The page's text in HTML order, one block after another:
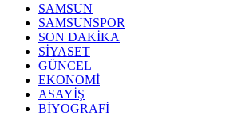
SAMSUN
SAMSUNSPOR
SON DAKİKA
SİYASET
GÜNCEL
EKONOMİ
ASAYİŞ
BİYOGRAFİ